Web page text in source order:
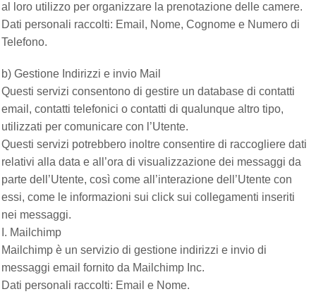
al loro utilizzo per organizzare la prenotazione delle camere.
Dati personali raccolti: Email, Nome, Cognome e Numero di
Telefono.
b) Gestione Indirizzi e invio Mail
Questi servizi consentono di gestire un database di contatti
email, contatti telefonici o contatti di qualunque altro tipo,
utilizzati per comunicare con l’Utente.
Questi servizi potrebbero inoltre consentire di raccogliere dati
relativi alla data e all’ora di visualizzazione dei messaggi da
parte dell’Utente, così come all’interazione dell’Utente con
essi, come le informazioni sui click sui collegamenti inseriti
nei messaggi.
I. Mailchimp
Mailchimp è un servizio di gestione indirizzi e invio di
messaggi email fornito da Mailchimp Inc.
Dati personali raccolti: Email e Nome.